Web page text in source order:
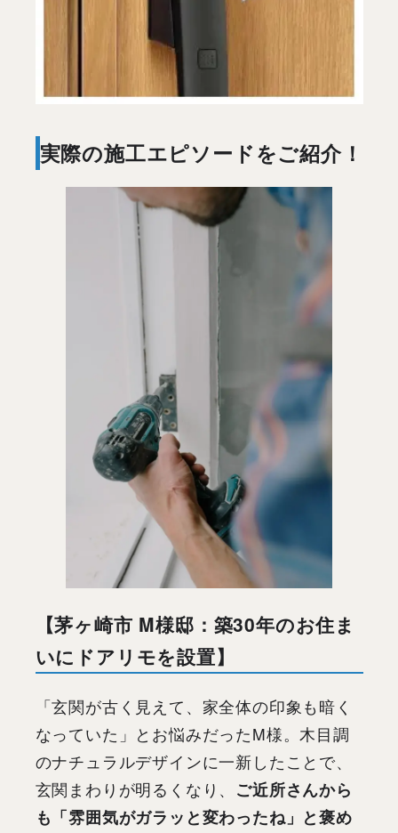
実際の施工エピソードをご紹介！
【茅ヶ崎市 M様邸：築30年のお住ま
いにドアリモを設置】
「玄関が古く見えて、家全体の印象も暗く
なっていた」とお悩みだったM様。木目調
のナチュラルデザインに一新したことで、
玄関まわりが明るくなり、 ご近所さんから
も「雰囲気がガラッと変わったね」と褒め